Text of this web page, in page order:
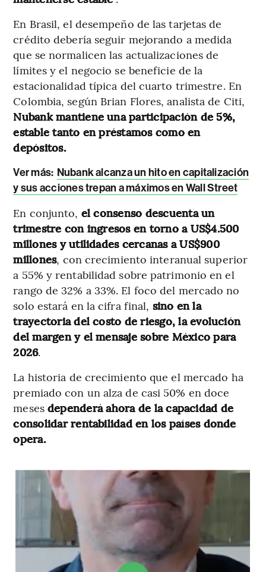
En Brasil, el desempeño de las tarjetas de
crédito debería seguir mejorando a medida
que se normalicen las actualizaciones de
límites y el negocio se beneficie de la
estacionalidad típica del cuarto trimestre. En
Colombia, según Brian Flores, analista de Citi,
Nubank mantiene una participación de 5%,
estable tanto en préstamos como en
depósitos.
Ver más: Nubank alcanza un hito en capitalización
y sus acciones trepan a máximos en Wall Street
En conjunto, el consenso descuenta un
trimestre con ingresos en torno a US$4.500
millones y utilidades cercanas a US$900
millones, con crecimiento interanual superior
a 55% y rentabilidad sobre patrimonio en el
rango de 32% a 33%. El foco del mercado no
solo estará en la cifra final, sino en la
trayectoria del costo de riesgo, la evolución
del margen y el mensaje sobre México para
2026.
La historia de crecimiento que el mercado ha
premiado con un alza de casi 50% en doce
meses dependerá ahora de la capacidad de
consolidar rentabilidad en los países donde
opera.